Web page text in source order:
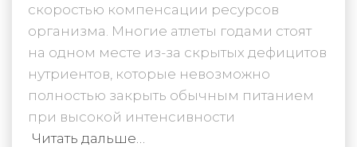
скоростью компенсации ресурсов
организма. Многие атлеты годами стоят
на одном месте из-за скрытых дефицитов
нутриентов, которые невозможно
полностью закрыть обычным питанием
при высокой интенсивности
Читать дальше…